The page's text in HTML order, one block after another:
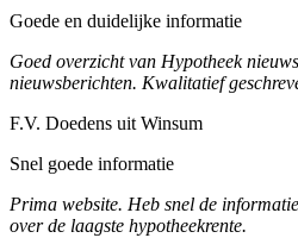
Goede en duidelijke informatie
Goed overzicht van Hypotheek
nieuwsberichten. Kwalitatief
F.V. Doedens uit Winsum
Snel goede informatie
Prima website. Heb snel de
over de laagste hypotheekrente.